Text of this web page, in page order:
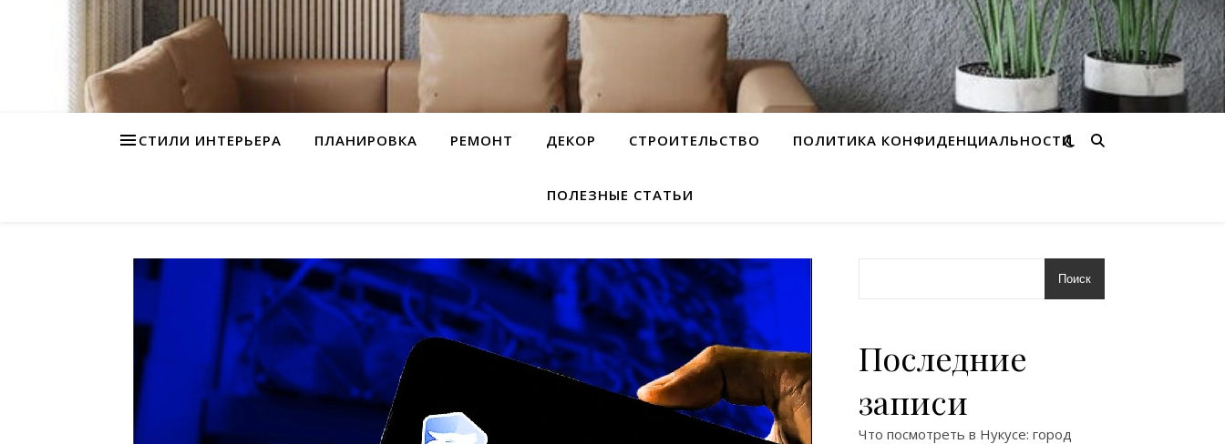
СТИЛИ ИНТЕРЬЕРА ПЛАНИРОВКА РЕМОНТ ДЕКОР СТРОИТЕЛЬСТВО ПОЛИТИКА КОНФИДЕНЦИАЛЬНОСТИ
ПОЛЕЗНЫЕ СТАТЬИ
Поиск
Последние
записи
Что посмотреть в Нукусе: город